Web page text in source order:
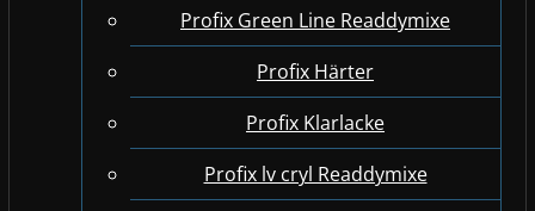
Profix Green Line Readdymixe
Profix Härter
Profix Klarlacke
Profix lv cryl Readdymixe